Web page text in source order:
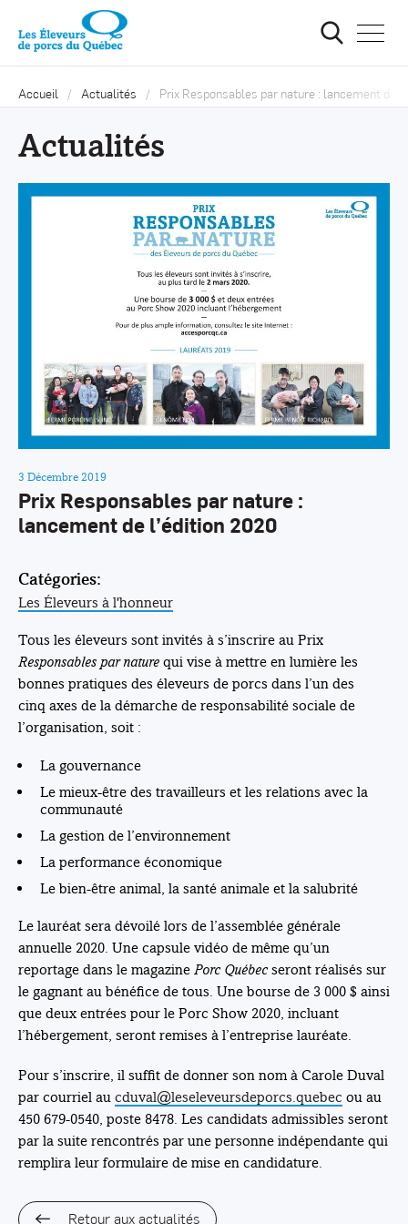
la
site
Accueil Actualités Prix Responsables par nature : lancement de
Actualités
3 Décembre 2019
Prix Responsables par nature :
lancement de l’édition 2020
Catégories:
Les Éleveurs à l'honneur
Tous les éleveurs sont invités à s’inscrire au Prix
Responsables par nature qui vise à mettre en lumière les
bonnes pratiques des éleveurs de porcs dans l’un des
cinq axes de la démarche de responsabilité sociale de
l’organisation, soit :
La gouvernance
Le mieux-être des travailleurs et les relations avec la
communauté
La gestion de l’environnement
La performance économique
Le bien-être animal, la santé animale et la salubrité
Le lauréat sera dévoilé lors de l’assemblée générale
annuelle 2020. Une capsule vidéo de même qu’un
reportage dans le magazine Porc Québec seront réalisés sur
le gagnant au bénéfice de tous. Une bourse de 3 000 $ ainsi
que deux entrées pour le Porc Show 2020, incluant
l’hébergement, seront remises à l’entreprise lauréate.
Pour s’inscrire, il suffit de donner son nom à Carole Duval
par courriel au cduval@leseleveursdeporcs.quebec ou au
450 679-0540, poste 8478. Les candidats admissibles seront
par la suite rencontrés par une personne indépendante qui
remplira leur formulaire de mise en candidature.
Retour aux actualités